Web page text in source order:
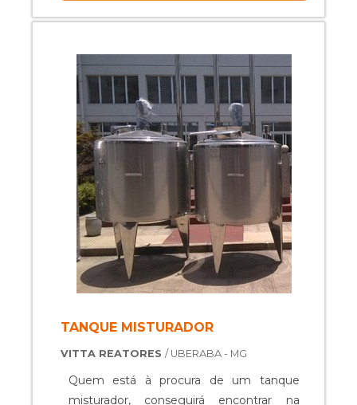
embaladora é um aparelho prático, que
sistema eletrônico permite, por meio de
um ...
TANQUE MISTURADOR
VITTA REATORES / UBERABA - MG
Quem está à procura de um tanque
misturador, conseguirá encontrar na